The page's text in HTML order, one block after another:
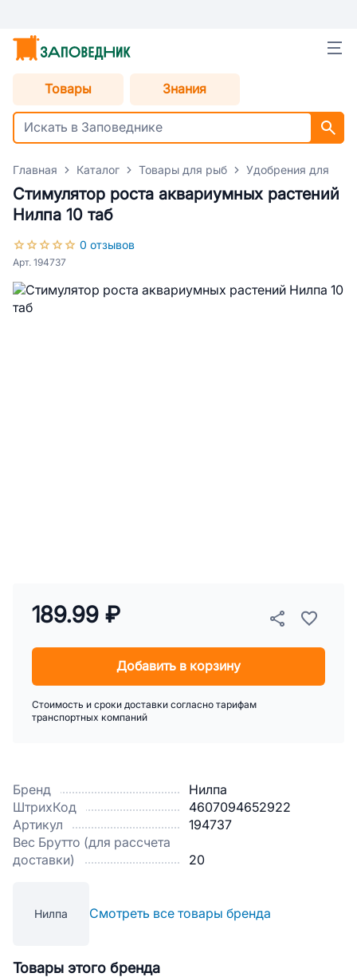
Товары Знания
Главная Каталог Товары для рыб Удобрения для
Стимулятор роста аквариумных растений
Нилпа 10 таб
0 отзывов
Арт. 194737
Бренд
Нилпа
ШтрихКод
4607094652922
Артикул
194737
Вес Брутто (для рассчета
доставки)
20
Нилпа Смотреть все товары бренда
189.99 ₽
Добавить в корзину
Стоимость и сроки доставки согласно тарифам
транспортных компаний
Товары этого бренда